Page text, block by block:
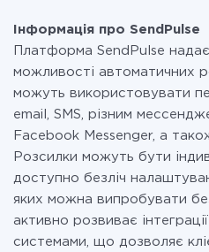
Інформація про SendPulse
Платформа SendPulse
можливості автоматичних
можуть використовувати
email, SMS, різним
Facebook Messenger, а
Розсилки можуть бути
доступно безліч
яких можна випробувати
активно розвиває
системами, що дозволяє